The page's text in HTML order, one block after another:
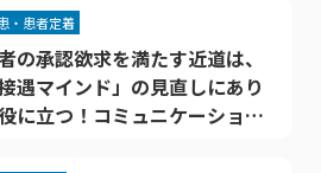
の承認欲求を満たす近道は、
接遇マインド」の見直しにあり
役に立つ！コミュニケーション
・患者定着